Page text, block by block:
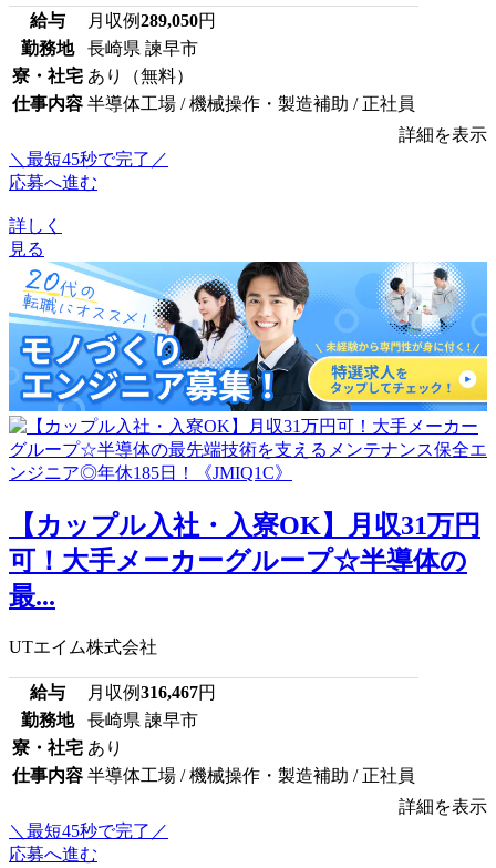
給与 月収例289,050円
勤務地
長崎県 諫早市
寮・社宅 あり（無料）
仕事内容 半導体工場 / 機械操作・製造補助 / 正社員
詳細を表示
＼最短45秒で完了／
応募へ進む
詳しく
見る
【カップル入社・入寮OK】月収31万円
可！大手メーカーグループ☆半導体の
最...
UTエイム株式会社
給与 月収例316,467円
勤務地
長崎県 諫早市
寮・社宅 あり
仕事内容 半導体工場 / 機械操作・製造補助 / 正社員
詳細を表示
＼最短45秒で完了／
応募へ進む